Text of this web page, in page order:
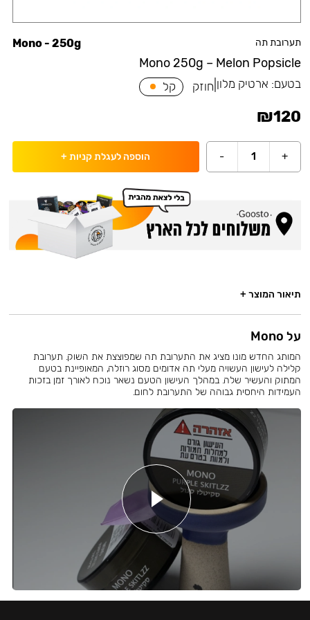
תערובת תה
Mono 250g – Melon Popsicle
Mono - 250g
בטעם: ארטיק מלון חוזק קל
₪120
+
1
- הוספה לעגלת קניות +
תיאור המוצר +
על Mono
המותג החדש מונו מציג את התערובת תה שמפוצצת את השוק. תערובת
קלילה לעישון העשויה מעלי תה אדומים מסוג רוזלה, המאופיינת בטעם
המתוק והעשיר שלה. במהלך העישון הטעם נשאר נוכח לאורך זמן בזכות
העמידות היחסית גבוהה של התערובת לחום.